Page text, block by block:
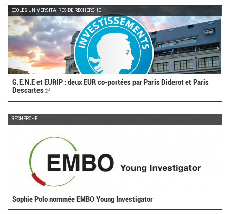
ÉCOLES UNIVERSITAIRES DE RECHERCHE
G.E.N.E et EURIP : deux EUR co-portées par Paris Diderot et Paris
Descartes(link
RECHERCHE
Sophie Polo nommée EMBO Young Investigator